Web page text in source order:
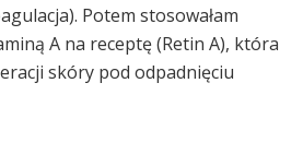
Potem stosowałam
A na receptę (Retin A), która
skóry pod odpadnięciu